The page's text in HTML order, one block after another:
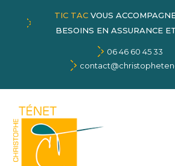
TIC TACVOUS
BESOINS EN ASSURANCE
06 46 60 45 33